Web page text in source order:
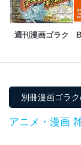
週刊漫画ゴラク
別冊漫画ゴラ
アニメ・漫画